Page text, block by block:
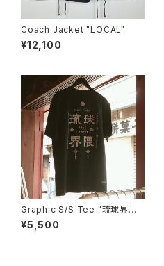
Coach Jacket "LOCAL"
¥12,100
Graphic S/S Tee "琉球界隈K
ANJI"
¥5,500